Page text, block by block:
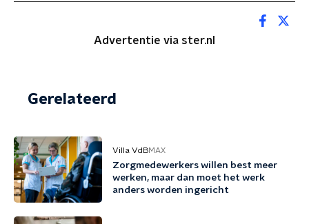
Advertentie via ster.nl
Gerelateerd
Villa VdBMAX
Zorgmedewerkers willen best meer
werken, maar dan moet het werk
anders worden ingericht